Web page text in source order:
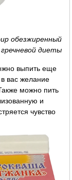
обезжиренный
гречневой диеты
выпить еще
вас желание
можно пить
и
чувство